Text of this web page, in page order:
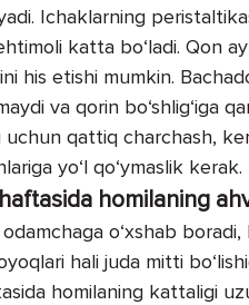
Ichaklarning
katta bo‘ladi. Qon
his etishi mumkin.
va qorin bo‘shlig‘iga
uchun qattiq charchash,
yo‘l qo‘ymaslik kerak.
homilaning
o‘xshab
hali juda mitti
homilaning kattaligi